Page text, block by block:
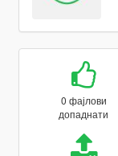
0 фајлови
допаднати